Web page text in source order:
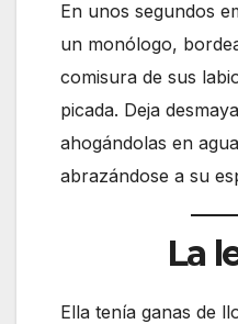
En unos segundos
un monólogo,
comisura de sus
picada. Deja
ahogándolas en
abrazándose a su
La
Ella tenía ganas de